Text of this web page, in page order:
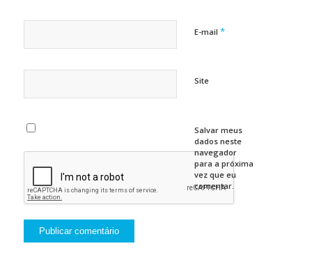
E-mail *
Site
Salvar meus
dados neste
navegador
para a próxima
vez que eu
comentar.